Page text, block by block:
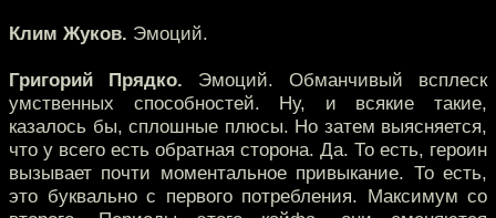
Клим Жуков. Эмоций.
Григорий Прядко. Эмоций. Обманчивый всплеск
умственных способностей. Ну, и всякие такие,
казалось бы, сплошные плюсы. Но затем выясняется,
что у всего есть обратная сторона. Да. То есть, героин
вызывает почти моментальное привыкание. То есть,
это буквально с первого потребления. Максимум со